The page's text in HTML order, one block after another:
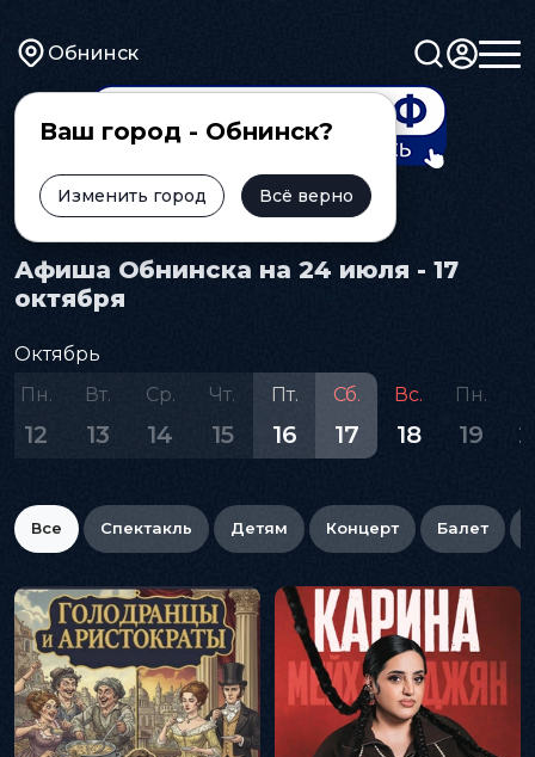
Обнинск
Ваш город - Обнинск?
Изменить город Всё верно
Главная Афиша
Афиша Обнинска на 24 июля - 17
октября
Октябрь
Пн.
12
Вт.
13
Ср.
14
Чт.
15
Пт.
16
Сб.
17
Вс.
18
Пн.
19
Все Спектакль Детям Концерт Балет